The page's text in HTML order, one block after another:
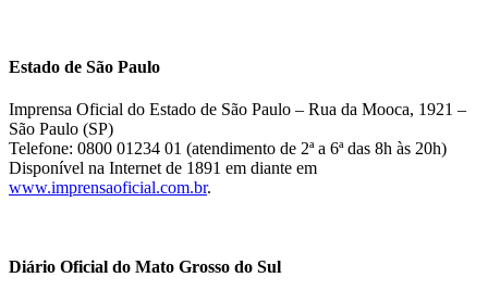
Estado de São Paulo
Imprensa Oficial do Estado de São Paulo – Rua da Mooca, 1921 –
São Paulo (SP)
Telefone: 0800 01234 01 (atendimento de 2ª a 6ª das 8h às 20h)
Disponível na Internet de 1891 em diante em
www.imprensaoficial.com.br.
Diário Oficial do Mato Grosso do Sul